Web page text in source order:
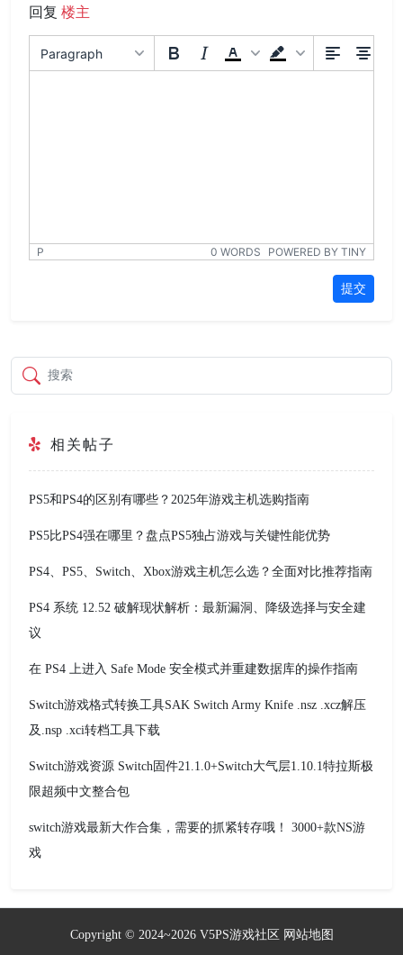
回复 楼主
Paragraph
P 0 WORDS POWERED BY TINY
提交
搜索
相关帖子
PS5和PS4的区别有哪些？2025年游戏主机选购指南
PS5比PS4强在哪里？盘点PS5独占游戏与关键性能优势
PS4、PS5、Switch、Xbox游戏主机怎么选？全面对比推荐指南
PS4 系统 12.52 破解现状解析：最新漏洞、降级选择与安全建
议
在 PS4 上进入 Safe Mode 安全模式并重建数据库的操作指南
Switch游戏格式转换工具SAK Switch Army Knife .nsz .xcz解压
及.nsp .xci转档工具下载
Switch游戏资源 Switch固件21.1.0+Switch大气层1.10.1特拉斯极
限超频中文整合包
switch游戏最新大作合集，需要的抓紧转存哦！ 3000+款NS游
戏
Copyright © 2024~2026 V5PS游戏社区 网站地图